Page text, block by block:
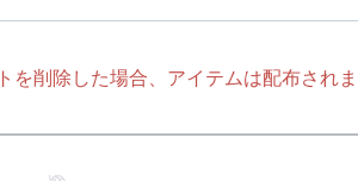
削除した場合、アイテムは配布されま